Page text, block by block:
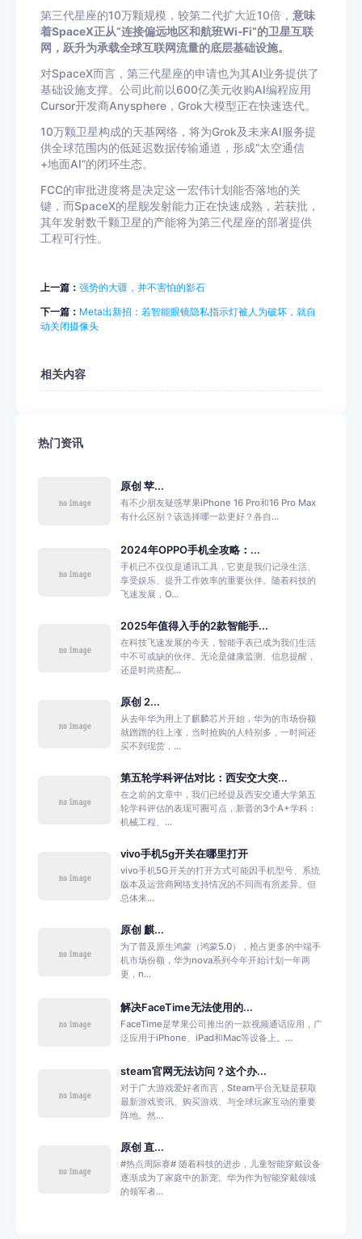
第三代星座的10万颗规模，较第二代扩大近10倍， 意味
着SpaceX正从“连接偏远地区和航班Wi-Fi”的卫星互联
网，跃升为承载全球互联网流量的底层基础设施。
对SpaceX而言，第三代星座的申请也为其AI业务提供了
基础设施支撑。公司此前以600亿美元收购AI编程应用
Cursor开发商Anysphere，Grok大模型正在快速迭代。
10万颗卫星构成的天基网络，将为Grok及未来AI服务提
供全球范围内的低延迟数据传输通道，形成“太空通信
+地面AI”的闭环生态。
FCC的审批进度将是决定这一宏伟计划能否落地的关
键，而SpaceX的星舰发射能力正在快速成熟，若获批，
其年发射数千颗卫星的产能将为第三代星座的部署提供
工程可行性。
上一篇： 强势的大疆，并不害怕的影石
下一篇： Meta出新招：若智能眼镜隐私指示灯被人为破坏，就自
动关闭摄像头
相关内容
热门资讯
原创 苹...
有不少朋友疑惑苹果iPhone 16 Pro和16 Pro Max
有什么区别？该选择哪一款更好？各自...
2024年OPPO手机全攻略：...
手机已不仅仅是通讯工具，它更是我们记录生活、
享受娱乐、提升工作效率的重要伙伴。随着科技的
飞速发展，O...
2025年值得入手的2款智能手...
在科技飞速发展的今天，智能手表已成为我们生活
中不可或缺的伙伴。无论是健康监测、信息提醒，
还是时尚搭配...
原创 2...
从去年华为用上了麒麟芯片开始，华为的市场份额
就蹭蹭的往上涨，当时抢购的人特别多，一时间还
买不到现货，...
第五轮学科评估对比：西安交大突...
在之前的文章中，我们已经提及西安交通大学第五
轮学科评估的表现可圈可点，新晋的3个A+学科：
机械工程、...
vivo手机5g开关在哪里打开
vivo手机5G开关的打开方式可能因手机型号、系统
版本及运营商网络支持情况的不同而有所差异。但
总体来...
原创 麒...
为了普及原生鸿蒙（鸿蒙5.0），抢占更多的中端手
机市场份额，华为nova系列今年开始计划一年两
更，n...
解决FaceTime无法使用的...
FaceTime是苹果公司推出的一款视频通话应用，广
泛应用于iPhone、iPad和Mac等设备上。...
steam官网无法访问？这个办...
对于广大游戏爱好者而言，Steam平台无疑是获取
最新游戏资讯、购买游戏、与全球玩家互动的重要
阵地。然...
原创 直...
#热点周际赛# 随着科技的进步，儿童智能穿戴设备
逐渐成为了家庭中的新宠。华为作为智能穿戴领域
的领军者...